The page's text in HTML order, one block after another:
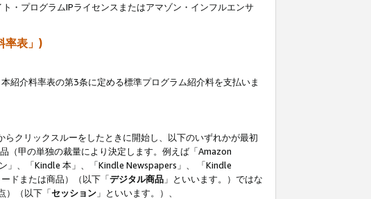
・プログラムIPライセンスまたはアマゾン・インフルエンサ
率表」)
紹介料率表の第3条に定める標準プログラム紹介料を支払いま
クリックスルーをしたときに開始し、以下のいずれかが最初
（甲の単独の裁量により決定します。例えば「Amazon
」、「Kindle 本」、「Kindle Newspapers」、 「Kindle
ドまたは商品）（以下「デジタル商品 」といいます。）ではな
）（以下「セッション 」といいます。）、